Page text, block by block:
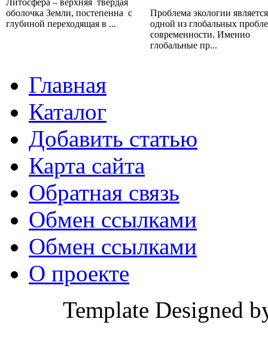
оболочка Земли, постепенна с
глубиной переходящая в ...
Проблема экологии является
одной из глобальных
современности. Именно
глобальные пр...
Главная
Каталог
Добавить статью
Карта сайта
Обратная связь
Обмен ссылками
Обмен ссылками
О проекте
Template Designed